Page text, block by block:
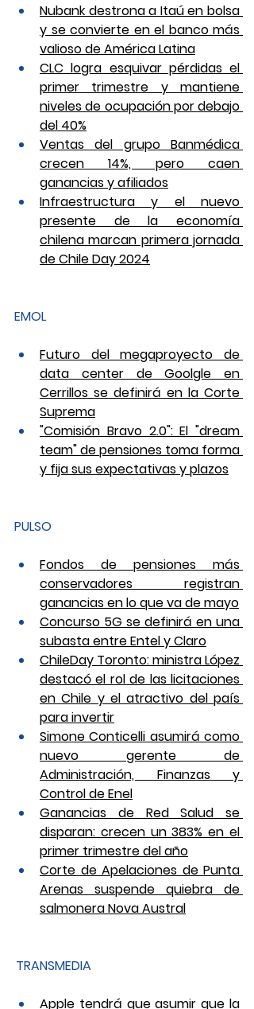
Nubank destrona a Itaú en bolsa
y se convierte en el banco más
valioso de América Latina
CLC logra esquivar pérdidas el
primer trimestre y mantiene
niveles de ocupación por debajo
del 40%
Ventas del grupo Banmédica
crecen 14%, pero caen
ganancias y afiliados
Infraestructura y el nuevo
presente de la economía
chilena marcan primera jornada
de Chile Day 2024
EMOL
Futuro del megaproyecto de
data center de Goolgle en
Cerrillos se definirá en la Corte
Suprema
"Comisión Bravo 2.0": El "dream
team" de pensiones toma forma
y fija sus expectativas y plazos
PULSO
Fondos de pensiones más
conservadores registran
ganancias en lo que va de mayo
Concurso 5G se definirá en una
subasta entre Entel y Claro
ChileDay Toronto: ministra López
destacó el rol de las licitaciones
en Chile y el atractivo del país
para invertir
Simone Conticelli asumirá como
nuevo gerente de
Administración, Finanzas y
Control de Enel
Ganancias de Red Salud se
disparan: crecen un 383% en el
primer trimestre del año
Corte de Apelaciones de Punta
Arenas suspende quiebra de
salmonera Nova Austral
TRANSMEDIA
Apple tendrá que asumir que la